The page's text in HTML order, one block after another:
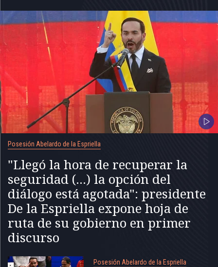
Posesión Abelardo de la Espriella
"Llegó la hora de recuperar la
seguridad (...) la opción del
diálogo está agotada": presidente
De la Espriella expone hoja de
ruta de su gobierno en primer
discurso
Posesión Abelardo de la Espriella